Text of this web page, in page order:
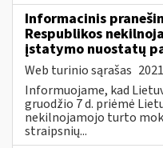
Informacinis
Respublikos
įstatymo nuostatų
Web turinio sąrašas
Informuojame, kad
gruodžio 7 d. priėmė
nekilnojamojo turto
straipsnių...